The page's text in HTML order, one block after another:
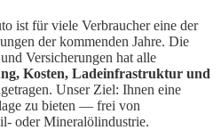
ist für viele Verbraucher eine der
der kommenden Jahre. Die
Versicherungen hat alle
Kosten, Ladeinfrastruktur und
Unser Ziel: Ihnen eine
zu bieten — frei von
oder Mineralölindustrie.